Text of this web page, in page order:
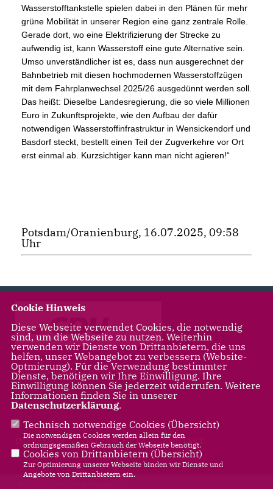
Wasserstofftankstelle spielen dabei in den Plänen für mehr
grüne Mobilität in unserer Region eine ganz zentrale Rolle.
Gerade dort, wo eine Elektrifizierung der Strecke zu
aufwendig ist, kann Wasserstoff eine gute Alternative sein.
Umso unverständlicher ist es, dass nun ausgerechnet der
Bahnbetrieb mit diesen hochmodernen Wasserstoffzügen
mit dem Fahrplanwechsel 2025/26 ausgedünnt werden soll.
Das heißt: Dieselbe Landesregierung, die so viele Millionen
Euro in Zukunftsprojekte, wie den Aufbau der dafür
notwendigen Wasserstoffinfrastruktur in Wensickendorf und
Basdorf steckt, bestellt einen Teil der Zugverkehre vor Ort
erst einmal ab. Kurzsichtiger kann man nicht agieren!“
Potsdam/Oranienburg, 16.07.2025, 09:58
Uhr
Landtagsabgeordnete für Leegebruch, Liebenwalde,
Oranienburg
IMPRESSUM DATENSCHUTZ KONTAKT
Cookie Hinweis
Diese Webseite verwendet Cookies, die notwendig
sind, um die Webseite zu nutzen. Weiterhin
verwenden wir Dienste von Drittanbietern, die uns
helfen, unser Webangebot zu verbessern (Website-
Optmierung). Für die Verwendung bestimmter
Dienste, benötigen wir Ihre Einwilligung. Ihre
Einwilligung können Sie jederzeit widerrufen. Weitere
Informationen finden Sie in unserer
Datenschutzerklärung.
Technisch notwendige Cookies (Übersicht)
Die notwendigen Cookies werden allein für den
ordnungsgemäßen Gebrauch der Webseite benötigt.
Cookies von Drittanbietern (Übersicht)
Zur Optimierung unserer Webseite binden wir Dienste und
Angebote von Drittanbietern ein.